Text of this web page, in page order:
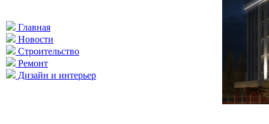
Главная
Новости
Строительство
Ремонт
Дизайн и интерьер